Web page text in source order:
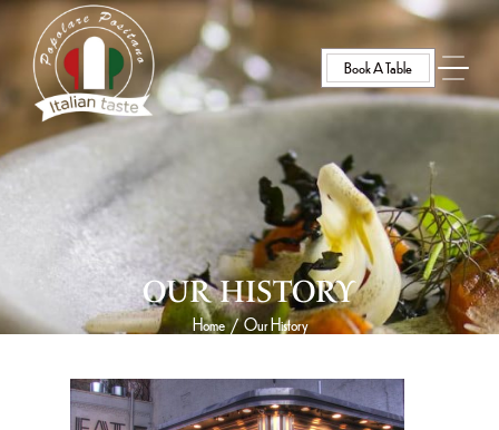
Book A Table
OUR HISTORY
Home / Our History